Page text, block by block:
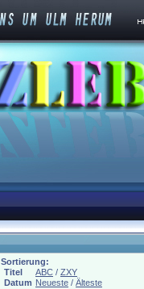
Sortierung:
Titel
ABC / ZXY
Datum Neueste / Älteste